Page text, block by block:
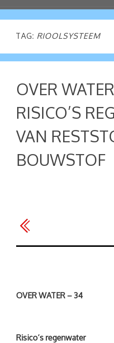
TAG: RIOOLSYSTEEM
OVER
RISICO’S
VAN
BOUWSTOF
OVER WATER – 34
Risico’s regenwater